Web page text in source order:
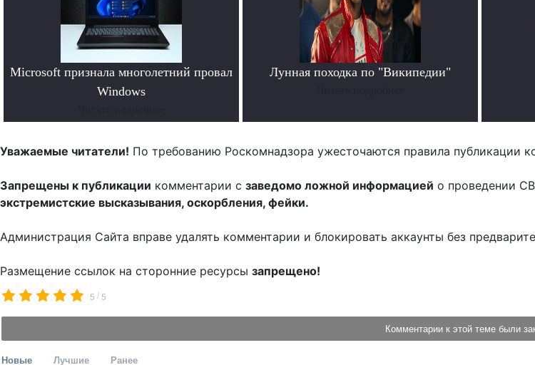
Microsoft признала многолетний провал
Windows
Лунная походка по "Википедии"
Уважаемые читатели! По требованию Роскомнадзора ужесточаются правила публикации
Запрещены к публикации комментарии с заведомо ложной информацией о проведении
экстремистские высказывания, оскорбления, фейки.
Администрация Сайта вправе удалять комментарии и блокировать аккаунты без
Размещение ссылок на сторонние ресурсы запрещено!
5 / 5
Комментарии к этой теме были
Новые Лучшие Ранее